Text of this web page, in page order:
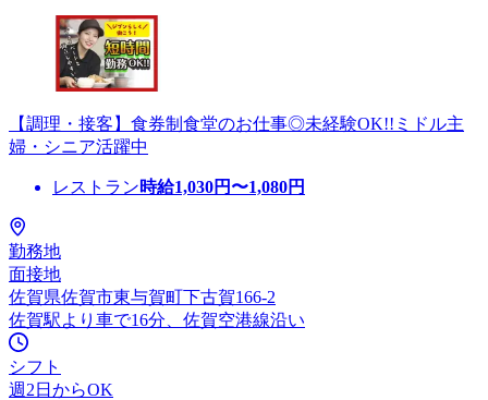
【調理・接客】食券制食堂のお仕事◎未経験OK!!ミドル主
婦・シニア活躍中
レストラン時給1,030円〜1,080円
勤務地
面接地
佐賀県佐賀市東与賀町下古賀166-2
佐賀駅より車で16分、佐賀空港線沿い
シフト
週2日からOK